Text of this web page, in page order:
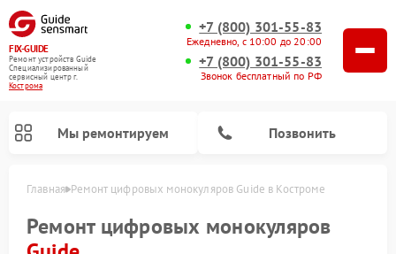
FIX-GUIDE
Ремонт устройств Guide
Специализированный
cервисный центр г.
Кострома
+7 (800) 301-55-83
Ежедневно, с 10:00 до 20:00
+7 (800) 301-55-83
Звонок бесплатный по РФ
Мы ремонтируем Позвонить
Главная Ремонт цифровых монокуляров Guide в Костроме
Ремонт цифровых монокуляров